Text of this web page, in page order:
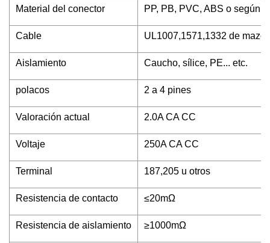
Material del conector PP, PB, PVC, ABS o según
Cable UL1007,1571,1332 de mazo
Aislamiento Caucho, sílice, PE... etc.
polacos 2 a 4 pines
Valoración actual 2.0A CA CC
Voltaje 250A CA CC
Terminal 187,205 u otros
Resistencia de contacto ≤20mΩ
Resistencia de aislamiento ≥1000mΩ